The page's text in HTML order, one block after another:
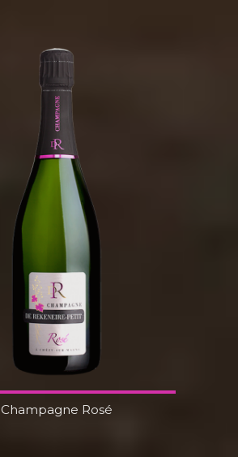
Champagne Rosé